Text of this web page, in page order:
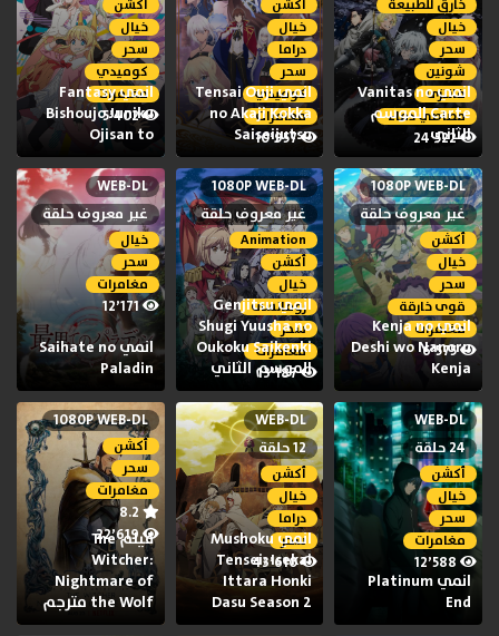
خارق للطبيعة
خيال
سحر
شونين
فانتزى
مصاصي دماء
24٬522
انمي Vanitas no
Carte الموسم
الثاني
أكشن
خيال
دراما
سحر
كوميدي
مغامرات
10٬957
انمي Tensai Ouji
no Akaji Kokka
Saiseijutsu
أكشن
خيال
سحر
كوميدي
مغامرات
5٬402
انمي Fantasy
Bishoujo Juniku
Ojisan to
1080P WEB-DL
غير معروف حلقة
أكشن
خيال
سحر
قوى خارقة
مغامرات
6٬575
انمي Kenja no
Deshi wo Nanoru
Kenja
1080P WEB-DL
غير معروف حلقة
Animation
أكشن
خيال
رومانسى
سحر
مغامرات
13٬187
انمي Genjitsu
Shugi Yuusha no
Oukoku Saikenki
الموسم الثاني
WEB-DL
غير معروف حلقة
خيال
سحر
مغامرات
12٬171
انمي Saihate no
Paladin
WEB-DL
24 حلقة
أكشن
خيال
سحر
مغامرات
انمي Platinum
End
WEB-DL
12 حلقة
أكشن
خيال
دراما
سحر
43٬610
انمي Mushoku
Tensei: Isekai
Ittara Honki
Dasu Season 2
1080P WEB-DL
أكشن
سحر
مغامرات
22٬619
فيلم The
Witcher:
Nightmare of
the Wolf مترجم